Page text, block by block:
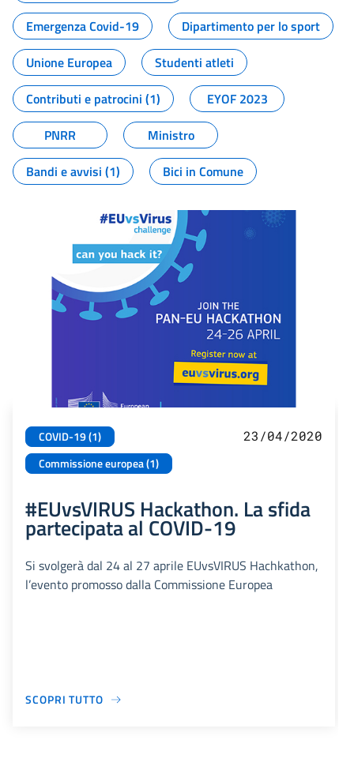
Emergenza Covid-19
Dipartimento per lo sport
Unione Europea
Studenti atleti
Contributi e patrocini (1)
EYOF 2023
PNRR
Ministro
Bandi e avvisi (1)
Bici in Comune
COVID-19 (1)
Commissione europea (1)
23/04/2020
#EUvsVIRUS Hackathon. La sfida
partecipata al COVID-19
Si svolgerà dal 24 al 27 aprile EUvsVIRUS Hachkathon,
l’evento promosso dalla Commissione Europea
SCOPRI TUTTO